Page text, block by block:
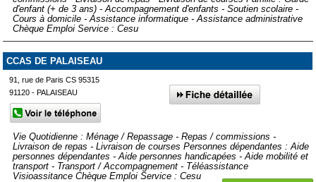
d'enfant (+ de 3 ans) - Accompagnement d'enfants - Soutien scolaire -
Cours à domicile - Assistance informatique - Assistance administrative
Chèque Emploi Service : Cesu
CCAS DE PALAISEAU
91, rue de Paris CS 95315
91120 - PALAISEAU
Vie Quotidienne : Ménage / Repassage - Repas / commissions -
Livraison de repas - Livraison de courses Personnes dépendantes : Aide
personnes dépendantes - Aide personnes handicapées - Aide mobilité et
transport - Transport / Accompagnement - Téléassistance
Visioassitance Chèque Emploi Service : Cesu